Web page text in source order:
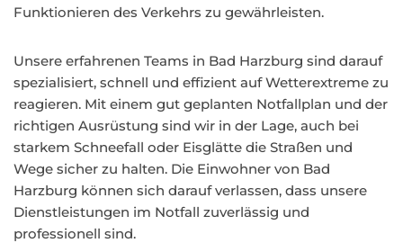
Funktionieren des Verkehrs zu gewährleisten.
Unsere erfahrenen Teams in Bad Harzburg sind darauf
spezialisiert, schnell und effizient auf Wetterextreme zu
reagieren. Mit einem gut geplanten Notfallplan und der
richtigen Ausrüstung sind wir in der Lage, auch bei
starkem Schneefall oder Eisglätte die Straßen und
Wege sicher zu halten. Die Einwohner von Bad
Harzburg können sich darauf verlassen, dass unsere
Dienstleistungen im Notfall zuverlässig und
professionell sind.